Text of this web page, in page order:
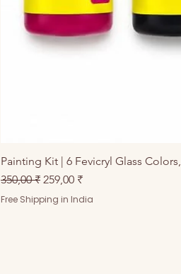
Painting Kit | 6 Fevicryl Glass
Prix original
350,00 ₹ Prix promotionnel
259,00 ₹
Free Shipping in India